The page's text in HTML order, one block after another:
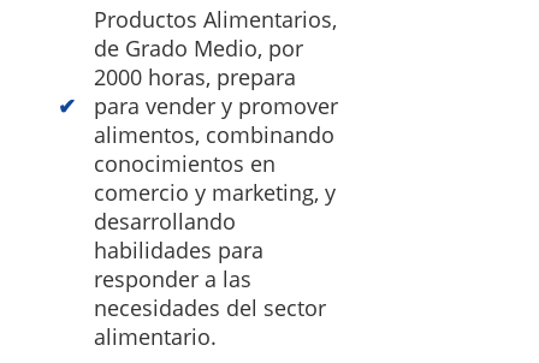
Productos Alimentarios,
de Grado Medio, por
2000 horas, prepara
para vender y promover
alimentos, combinando
conocimientos en
comercio y marketing, y
desarrollando
habilidades para
responder a las
necesidades del sector
alimentario.